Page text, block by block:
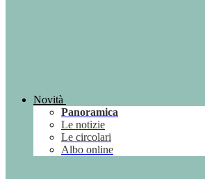
Novità
Panoramica
Le notizie
Le circolari
Albo online